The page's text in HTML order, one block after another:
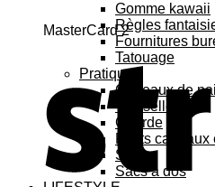
MasterCard 2
Gomme kawaii
Règles
Fournitures
Tatouage
Pratique
Cadeaux de
Vaisselle
Gourde
Petits cadeaux
Sacs
Sacs à dos